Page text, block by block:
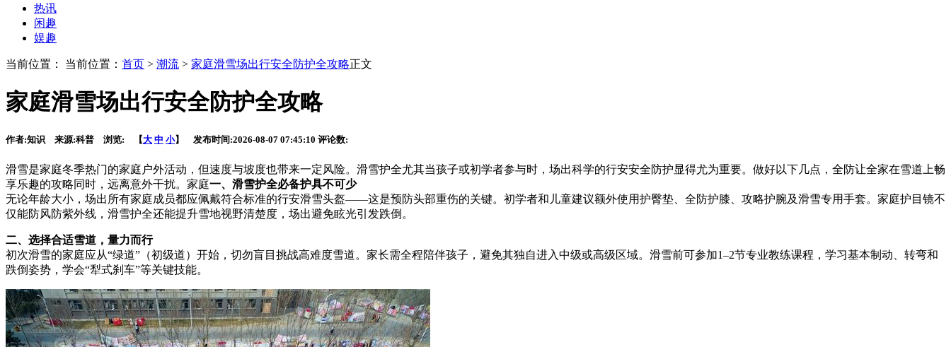
热讯
闲趣
娱趣
当前位置： 当前位置： 首页 > 潮流 > 家庭滑雪场出行安全防护全攻略正文
家庭滑雪场出行安全防护全攻略
作者:知识 来源:科普 浏览: 【大 中 小】 发布时间:2026-08-07 07:45:10 评论数:
滑雪是家庭冬季热门的家庭户外活动，但速度与坡度也带来一定风险。滑雪护全尤其当孩子或初学者参与时，场出科学的行安安全防护显得尤为重要。做好以下几点，全防让全家在雪道上畅
享乐趣的攻略同时，远离意外干扰。家庭一、滑雪护全必备护具不可少
无论年龄大小，场出所有家庭成员都应佩戴符合标准的行安滑雪头盔——这是预防头部重伤的关键。初学者和儿童建议额外使用护臀垫、全防护膝、攻略护腕及滑雪专用手套。家庭护目镜不
仅能防风防紫外线，滑雪护全还能提升雪地视野清楚度，场出避免眩光引发跌倒。
二、选择合适雪道，量力而行
初次滑雪的家庭应从“绿道”（初级道）开始，切勿盲目挑战高难度雪道。家长需全程陪伴孩子，避免其独自进入中级或高级区域。滑雪前可参加1–2节专业教练课程，学习基本制动、转弯和
跌倒姿势，学会“犁式刹车”等关键技能。